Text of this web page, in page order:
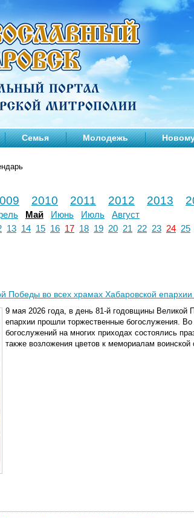
Семья Молодежь
2010 2011 2012 2013
Май Июнь Июль
Август
13 14 15 16 17 18 19 20 21 22 23 24 25
Победы во всех храмах Хабаровской
9 мая 2026 года, в день 81-й годовщины Великой
епархии прошли торжественные богослужения. Во
богослужений на многих приходах состоялись
также возложения цветов к мемориалам воинской